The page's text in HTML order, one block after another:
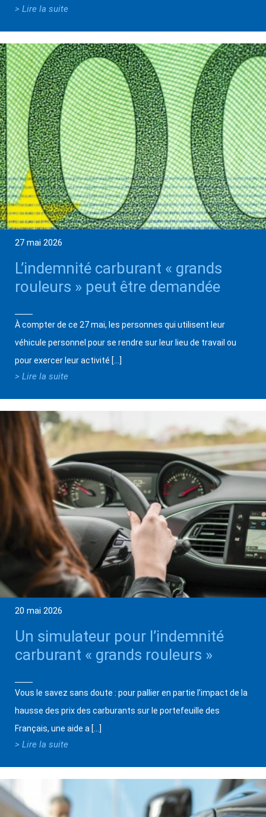
> Lire la suite
27 mai 2026
L’indemnité carburant « grands
rouleurs » peut être demandée
À compter de ce 27 mai, les personnes qui utilisent leur
véhicule personnel pour se rendre sur leur lieu de travail ou
pour exercer leur activité […]
> Lire la suite
20 mai 2026
Un simulateur pour l’indemnité
carburant « grands rouleurs »
Vous le savez sans doute : pour pallier en partie l’impact de la
hausse des prix des carburants sur le portefeuille des
Français, une aide a […]
> Lire la suite